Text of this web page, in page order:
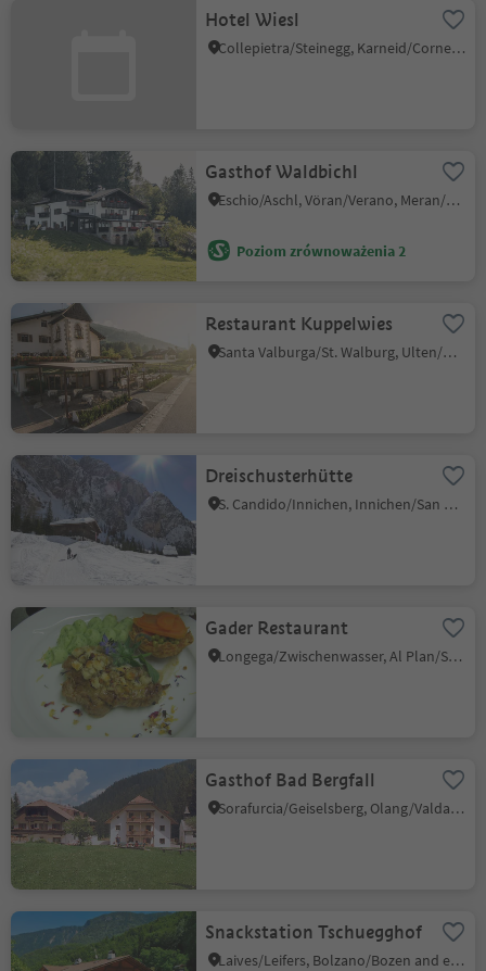
Hotel Wiesl
Collepietra/Steinegg, Karneid/Cornedo all'Isarco, Dolomites Region Eggental
Gasthof Waldbichl
Eschio/Aschl, Vöran/Verano, Meran/Merano and environs
Poziom zrównoważenia 2
Restaurant Kuppelwies
Santa Valburga/St. Walburg, Ulten/Ultimo, Meran/Merano and environs
Dreischusterhütte
S. Candido/Innichen, Innichen/San Candido, Dolomites Region 3 Zinnen
Gader Restaurant
Longega/Zwischenwasser, Al Plan/San Vigilio, Dolomites Region Kronplatz/Plan de Corones
Gasthof Bad Bergfall
Sorafurcia/Geiselsberg, Olang/Valdaora, Dolomites Region Kronplatz/Plan de Corones
Snackstation Tschuegghof
Laives/Leifers, Bolzano/Bozen and environs